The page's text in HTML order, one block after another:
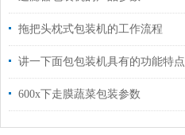
拖把头枕式包装机的工作流程
讲一下面包包装机具有的功能特点
600x下走膜蔬菜包装参数